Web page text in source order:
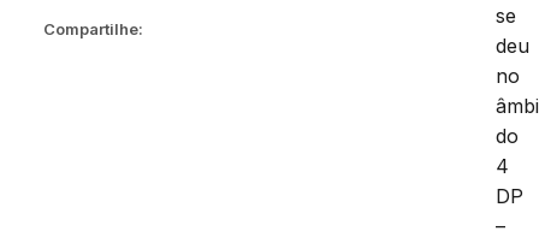
Compartilhe:
se
deu
no
do
4
DP
–